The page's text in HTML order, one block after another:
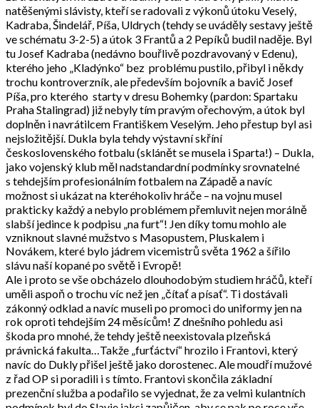
natěšenými slávisty, kteří se radovali z výkonů útoku Veselý,
Kadraba, Šindelář, Píša, Uldrych (tehdy se uváděly sestavy ještě
ve schématu 3-2-5) a útok 3 Frantů a 2 Pepíků budil naděje. Byl
tu Josef Kadraba (nedávno bouřlivě pozdravovaný v Edenu),
kterého jeho „Kladýnko“ bez problému pustilo, přibyl i někdy
trochu kontroverzník, ale především bojovník a bavič Josef
Píša, pro kterého starty v dresu Bohemky (pardon: Spartaku
Praha Stalingrad) již nebyly tím pravým ořechovým, a útok byl
doplněn i navrátilcem Františkem Veselým. Jeho přestup byl asi
nejsložitější. Dukla byla tehdy výstavní skříní
československého fotbalu (sklánět se musela i Sparta!) – Dukla,
jako vojenský klub měl nadstandardní podmínky srovnatelné
s tehdejším profesionálním fotbalem na Západě a navíc
možnost si ukázat na kteréhokoliv hráče – na vojnu musel
prakticky každý a nebylo problémem přemluvit nejen morálně
slabší jedince k podpisu „na furt“! Jen díky tomu mohlo ale
vzniknout slavné mužstvo s Masopustem, Pluskalem i
Novákem, které bylo jádrem vicemistrů světa 1962 a šířilo
slávu naší kopané po světě i Evropě!
Ale i proto se vše obcházelo dlouhodobým studiem hráčů, kteří
uměli aspoň o trochu víc než jen „čítať a písať“. Ti dostávali
zákonný odklad a navíc museli po promoci do uniformy jen na
rok oproti tehdejším 24 měsícům! Z dnešního pohledu asi
škoda pro mnohé, že tehdy ještě neexistovala plzeňská
právnická fakulta…Takže „furťáctví“ hrozilo i Frantovi, který
navíc do Dukly přišel ještě jako dorostenec. Ale moudří mužové
z řad OP si poradili i s tímto. Frantovi skončila základní
prezenční služba a podařilo se vyjednat, že za velmi kulantních